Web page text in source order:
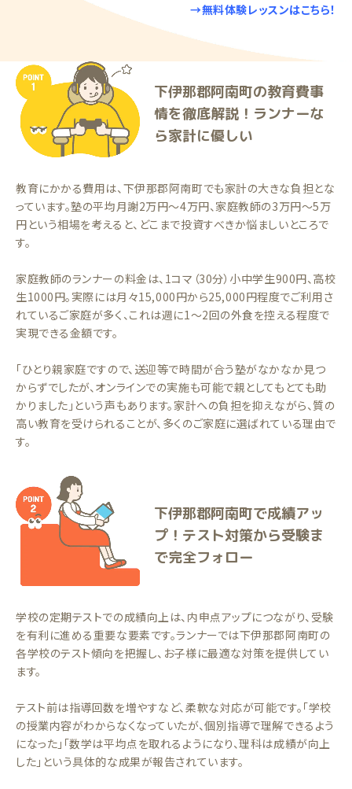
→無料体験レッスンはこちら！
下伊那郡阿南町の教育費事
情を徹底解説！ランナーな
ら家計に優しい
教育にかかる費用は、下伊那郡阿南町でも家計の大きな負担とな
っています。塾の平均月謝2万円〜4万円、家庭教師の3万円〜5万
円という相場を考えると、どこまで投資すべきか悩ましいところで
す。
家庭教師のランナーの料金は、1コマ（30分）小中学生900円、高校
生1000円。実際には月々15,000円から25,000円程度でご利用さ
れているご家庭が多く、これは週に1〜2回の外食を控える程度で
実現できる金額です。
「ひとり親家庭ですので、送迎等で時間が合う塾がなかなか見つ
からずでしたが、オンラインでの実施も可能で親としてもとても助
かりました」という声もあります。家計への負担を抑えながら、質の
高い教育を受けられることが、多くのご家庭に選ばれている理由で
す。
下伊那郡阿南町で成績アッ
プ！テスト対策から受験ま
で完全フォロー
学校の定期テストでの成績向上は、内申点アップにつながり、受験
を有利に進める重要な要素です。ランナーでは下伊那郡阿南町の
各学校のテスト傾向を把握し、お子様に最適な対策を提供してい
ます。
テスト前は指導回数を増やすなど、柔軟な対応が可能です。「学校
の授業内容がわからなくなっていたが、個別指導で理解できるよう
になった」「数学は平均点を取れるようになり、理科は成績が向上
した」という具体的な成果が報告されています。